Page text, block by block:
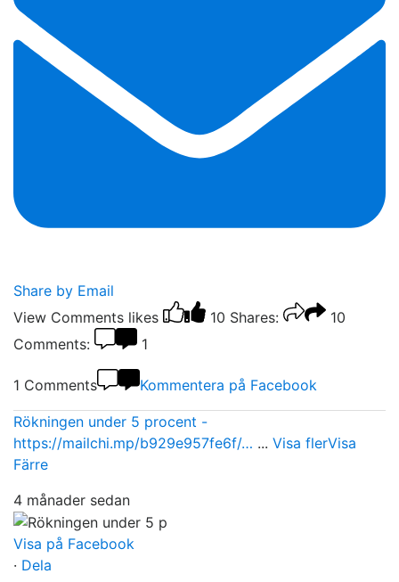
Share by Email
View Comments likes 10 Shares:
10
Comments:
1
1 Comments Kommentera på Facebook
Rökningen under 5 procent -
https://mailchi.mp/b929e957fe6f/… ... Visa flerVisa
Färre
4 månader sedan
Visa på Facebook
· Dela